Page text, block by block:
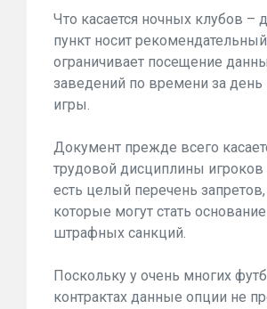
Что касается ночных клубов –
пункт носит
ограничивает посещение
заведений по времени за день
игры.
Документ прежде всего
трудовой дисциплины
есть целый перечень запретов,
которые могут стать
штрафных санкций.
Поскольку у очень многих
контрактах данные опции не